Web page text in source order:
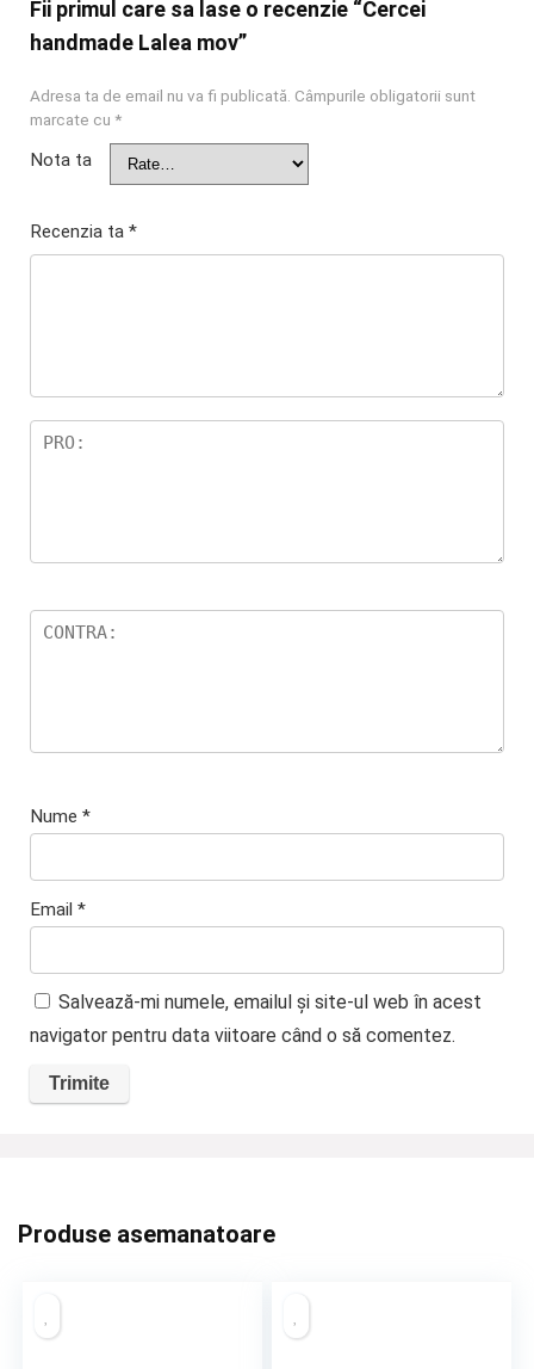
Fii primul care sa lase o recenzie “Cercei
handmade Lalea mov”
Adresa ta de email nu va fi publicată. Câmpurile obligatorii sunt
marcate cu *
Nota ta
Recenzia ta *
Nume *
Email *
Salvează-mi numele, emailul și site-ul web în acest
navigator pentru data viitoare când o să comentez.
Produse asemanatoare